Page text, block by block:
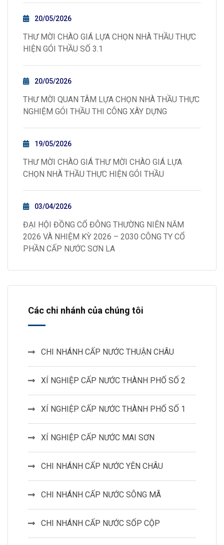
20/05/2026
THƯ MỜI CHÀO GIÁ LỰA CHỌN NHÀ THẦU THỰC
HIỆN GÓI THẦU SỐ 3.1
20/05/2026
THƯ MỜI QUAN TÂM LỰA CHỌN NHÀ THẦU THỰC
NGHIỆM GÓI THẦU THI CÔNG XÂY DỰNG
19/05/2026
THƯ MỜI CHÀO GIÁ THƯ MỜI CHÀO GIÁ LỰA
CHỌN NHÀ THẦU THỰC HIỆN GÓI THẦU
03/04/2026
ĐẠI HỘI ĐỒNG CỔ ĐÔNG THƯỜNG NIÊN NĂM
2026 VÀ NHIỆM KỲ 2026 – 2030 CÔNG TY CỔ
PHẦN CẤP NƯỚC SƠN LA
Các chi nhánh của chúng tôi
CHI NHÁNH CẤP NƯỚC THUẬN CHÂU
XÍ NGHIỆP CẤP NƯỚC THÀNH PHỐ SỐ 2
XÍ NGHIỆP CẤP NƯỚC THÀNH PHỐ SỐ 1
XÍ NGHIỆP CẤP NƯỚC MAI SƠN
CHI NHÁNH CẤP NƯỚC YÊN CHÂU
CHI NHÁNH CẤP NƯỚC SÔNG MÃ
CHI NHÁNH CẤP NƯỚC SỐP CỘP